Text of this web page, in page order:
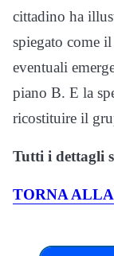
cittadino ha
spiegato come
eventuali
piano B. E la
ricostituire il
Tutti i dettagli
TORNA